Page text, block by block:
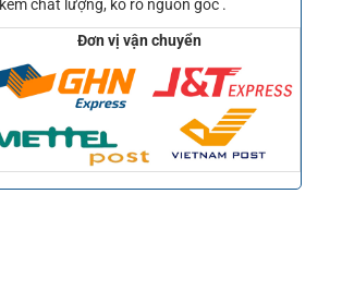
kém chất lượng, ko rõ nguồn gốc .
Đơn vị vận chuyển